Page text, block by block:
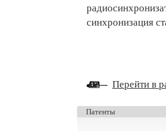
синхронизация
Перейти в
Патенты